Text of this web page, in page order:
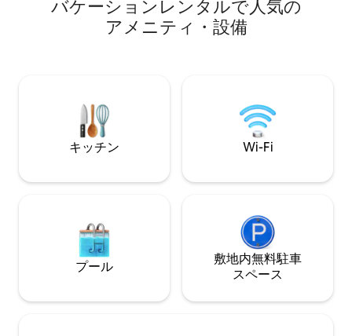
Columbia Heights Metro, & multiple
public transit options (metro,bike,bus) to
された43インチHDTV
ン、食料品店、
す。ウォークスコ
スコア：91、バ
バ⁠ケ⁠ー⁠シ⁠ョ⁠ン⁠レ⁠ン⁠タ⁠ル⁠で人⁠気⁠の
ア⁠メ⁠ニ⁠テ⁠ィ⁠・⁠設⁠備
キッチン Wi-Fi
プール
敷地内無料駐⁠車
ス⁠ペ⁠ー⁠ス